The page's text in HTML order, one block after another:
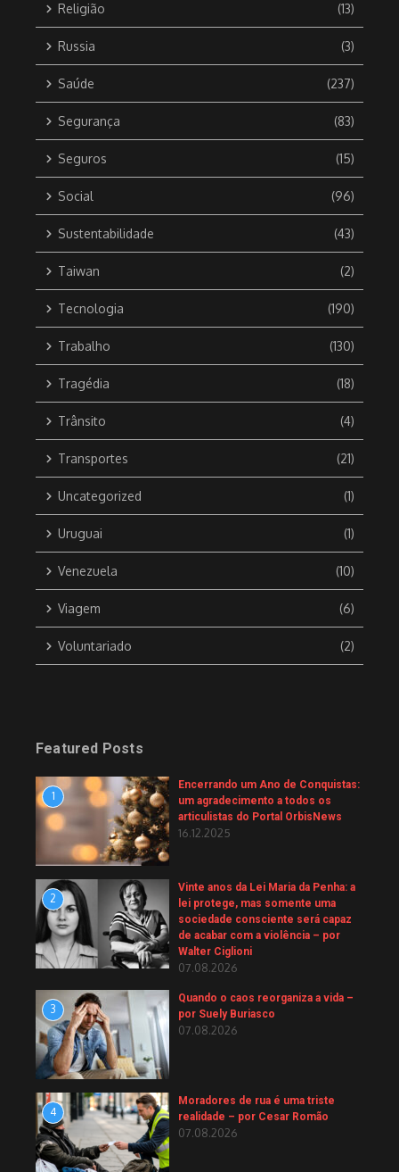
Religião (13)
Russia (3)
Saúde (237)
Segurança (83)
Seguros (15)
Social (96)
Sustentabilidade (43)
Taiwan (2)
Tecnologia (190)
Trabalho (130)
Tragédia (18)
Trânsito (4)
Transportes (21)
Uncategorized (1)
Uruguai (1)
Venezuela (10)
Viagem (6)
Voluntariado (2)
Featured Posts
1
Encerrando um Ano de Conquistas:
um agradecimento a todos os
articulistas do Portal OrbisNews
16.12.2025
2
Vinte anos da Lei Maria da Penha: a
lei protege, mas somente uma
sociedade consciente será capaz
de acabar com a violência – por
Walter Ciglioni
07.08.2026
3
Quando o caos reorganiza a vida –
por Suely Buriasco
07.08.2026
4
Moradores de rua é uma triste
realidade – por Cesar Romão
07.08.2026